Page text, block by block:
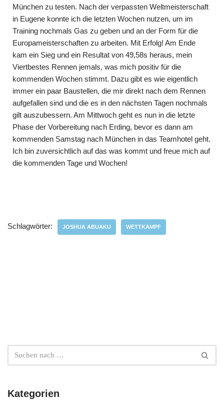
München zu testen. Nach der verpassten Weltmeisterschaft
in Eugene konnte ich die letzten Wochen nutzen, um im
Training nochmals Gas zu geben und an der Form für die
Europameisterschaften zu arbeiten. Mit Erfolg! Am Ende
kam ein Sieg und ein Resultat von 49,58s heraus, mein
Viertbestes Rennen jemals, was mich positiv für die
kommenden Wochen stimmt. Dazu gibt es wie eigentlich
immer ein paar Baustellen, die mir direkt nach dem Rennen
aufgefallen sind und die es in den nächsten Tagen nochmals
gilt auszubessern. Am Mittwoch geht es nun in die letzte
Phase der Vorbereitung nach Erding, bevor es dann am
kommenden Samstag nach München in das Teamhotel geht.
Ich bin zuversichtlich auf das was kommt und freue mich auf
die kommenden Tage und Wochen!
Schlagwörter: JOSHUA ABUAKU WETTKAMPF
Kategorien